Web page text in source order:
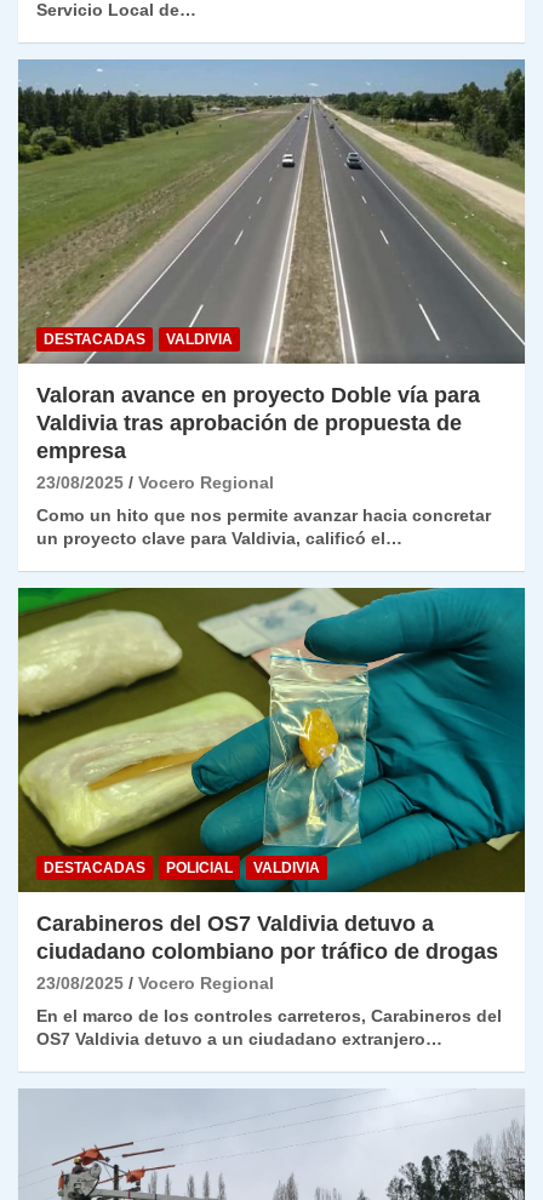
Servicio Local de…
DESTACADAS VALDIVIA
Valoran avance en proyecto Doble vía para
Valdivia tras aprobación de propuesta de
empresa
23/08/2025
Vocero Regional
Como un hito que nos permite avanzar hacia concretar
un proyecto clave para Valdivia, calificó el…
DESTACADAS POLICIAL VALDIVIA
Carabineros del OS7 Valdivia detuvo a
ciudadano colombiano por tráfico de drogas
23/08/2025
Vocero Regional
En el marco de los controles carreteros, Carabineros del
OS7 Valdivia detuvo a un ciudadano extranjero…